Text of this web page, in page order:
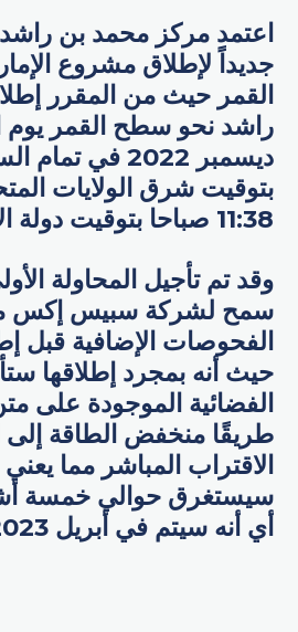
اعتمد مركز محمد بن
جديداً لإطلاق مشروع
القمر حيث من المقرر
بتوقيت شرق الولايات
11:38 صباحا بتوقيت دولة الإمارات.
وقد تم تأجيل المحاولة
سمح لشركة سبيس إكس
الفحوصات الإضافية قبل
حيث أنه بمجرد إطلاقها
الفضائية الموجودة على
طريقًا منخفض الطاقة إلى
الاقتراب المباشر مما
سيستغرق حوالي خمسة
أي أنه سيتم في أبريل 2023.